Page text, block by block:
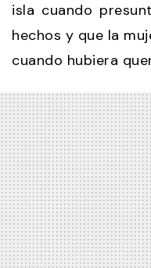
isla cuando
hechos y que la
cuando hubiera